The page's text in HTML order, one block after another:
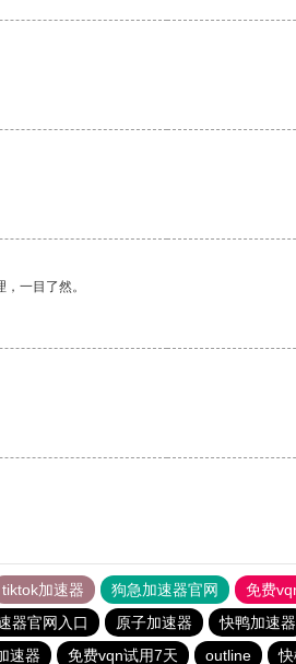
一目了然。
tiktok加速器 狗急加速器官网 免费
器官网入口 原子加速器 快鸭加速器
速器 免费vqn试用7天 outline